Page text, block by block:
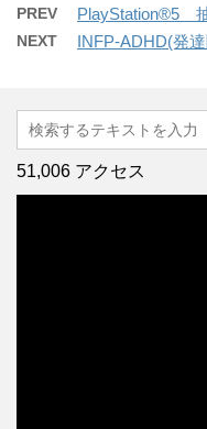
PREV PlayStation®5
NEXT INFP-ADHD(発
51,006 アクセス